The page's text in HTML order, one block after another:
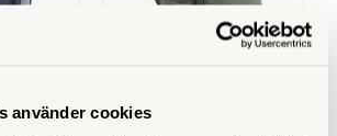
använder cookiesPeak Design